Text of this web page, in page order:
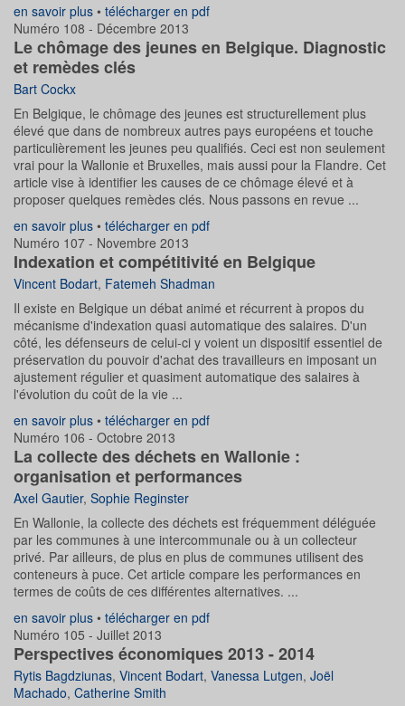
en savoir plus • télécharger en pdf
Numéro 108 - Décembre 2013
Le chômage des jeunes en Belgique. Diagnostic
et remèdes clés
Bart Cockx
En Belgique, le chômage des jeunes est structurellement plus
élevé que dans de nombreux autres pays européens et touche
particulièrement les jeunes peu qualifiés. Ceci est non seulement
vrai pour la Wallonie et Bruxelles, mais aussi pour la Flandre. Cet
article vise à identifier les causes de ce chômage élevé et à
proposer quelques remèdes clés. Nous passons en revue ...
en savoir plus • télécharger en pdf
Numéro 107 - Novembre 2013
Indexation et compétitivité en Belgique
Vincent Bodart, Fatemeh Shadman
Il existe en Belgique un débat animé et récurrent à propos du
mécanisme d'indexation quasi automatique des salaires. D'un
côté, les défenseurs de celui-ci y voient un dispositif essentiel de
préservation du pouvoir d'achat des travailleurs en imposant un
ajustement régulier et quasiment automatique des salaires à
l'évolution du coût de la vie ...
en savoir plus • télécharger en pdf
Numéro 106 - Octobre 2013
La collecte des déchets en Wallonie :
organisation et performances
Axel Gautier, Sophie Reginster
En Wallonie, la collecte des déchets est fréquemment déléguée
par les communes à une intercommunale ou à un collecteur
privé. Par ailleurs, de plus en plus de communes utilisent des
conteneurs à puce. Cet article compare les performances en
termes de coûts de ces différentes alternatives. ...
en savoir plus • télécharger en pdf
Numéro 105 - Juillet 2013
Perspectives économiques 2013 - 2014
Rytis Bagdziunas, Vincent Bodart, Vanessa Lutgen, Joël
Machado, Catherine Smith